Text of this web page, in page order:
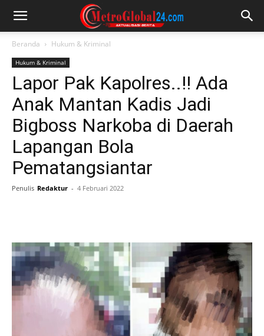
Beranda Hukum & Kriminal
Hukum & Kriminal
Lapor Pak Kapolres..!! Ada
Anak Mantan Kadis Jadi
Bigboss Narkoba di Daerah
Lapangan Bola
Pematangsiantar
Penulis Redaktur - 4 Februari 2022